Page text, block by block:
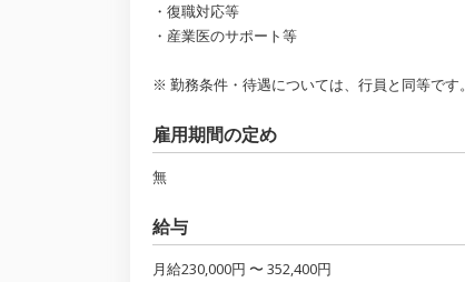
・復職対応等
・産業医のサポート等
※ 勤務条件・待遇については、行員と同等です。
雇用期間の定め
無
給与
月給230,000円 〜 352,400円